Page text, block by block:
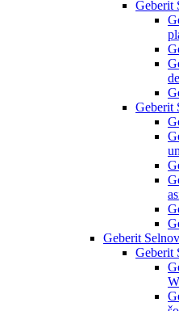
Geberit
Geberit
Geberit
Geberit